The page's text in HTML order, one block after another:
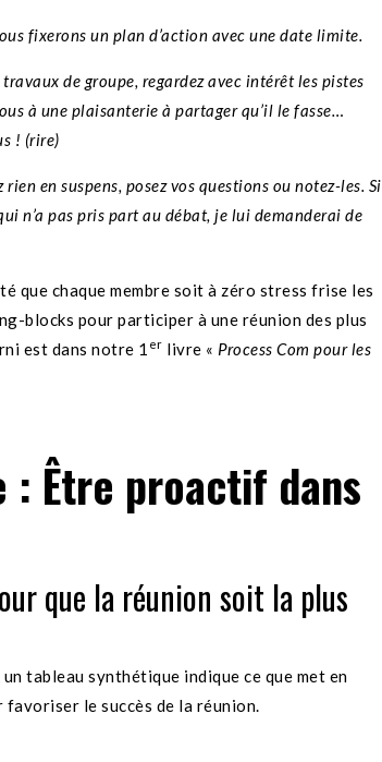
fixerons un plan d’action avec une date limite.
travaux de groupe, regardez avec intérêt les pistes
à une plaisanterie à partager qu’il le fasse…
! (rire)
rien en suspens, posez vos questions ou notez-les. Si
n’a pas pris part au débat, je lui demanderai de
que chaque membre soit à zéro stress frise les
blocks pour participer à une réunion des plus
est dans notre 1 er livre « Process Com pour les
: Être proactif dans
que la réunion soit la plus
tableau synthétique indique ce que met en
le succès de la réunion.